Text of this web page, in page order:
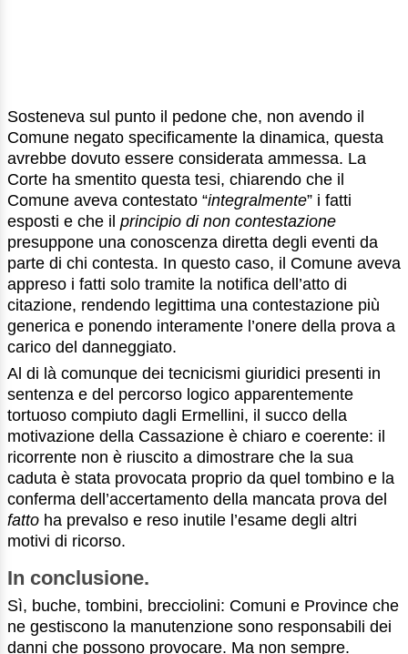
Sosteneva sul punto il pedone che, non avendo il
Comune negato specificamente la dinamica, questa
avrebbe dovuto essere considerata ammessa. La
Corte ha smentito questa tesi, chiarendo che il
Comune aveva contestato “integralmente” i fatti
esposti e che il principio di non contestazione
presuppone una conoscenza diretta degli eventi da
parte di chi contesta. In questo caso, il Comune aveva
appreso i fatti solo tramite la notifica dell’atto di
citazione, rendendo legittima una contestazione più
generica e ponendo interamente l’onere della prova a
carico del danneggiato.
Al di là comunque dei tecnicismi giuridici presenti in
sentenza e del percorso logico apparentemente
tortuoso compiuto dagli Ermellini, il succo della
motivazione della Cassazione è chiaro e coerente: il
ricorrente non è riuscito a dimostrare che la sua
caduta è stata provocata proprio da quel tombino e la
conferma dell’accertamento della mancata prova del
fatto ha prevalso e reso inutile l’esame degli altri
motivi di ricorso.
In conclusione.
Sì, buche, tombini, brecciolini: Comuni e Province che
ne gestiscono la manutenzione sono responsabili dei
danni che possono provocare. Ma non sempre.